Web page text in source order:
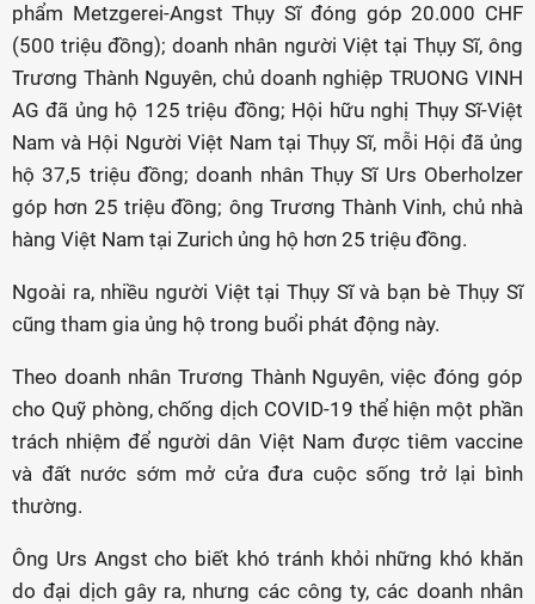
phẩm Metzgerei-Angst Thụy Sĩ đóng góp 20.000 CHF
(500 triệu đồng); doanh nhân người Việt tại Thụy Sĩ, ông
Trương Thành Nguyên, chủ doanh nghiệp TRUONG VINH
AG đã ủng hộ 125 triệu đồng; Hội hữu nghị Thụy Sĩ-Việt
Nam và Hội Người Việt Nam tại Thụy Sĩ, mỗi Hội đã ủng
hộ 37,5 triệu đồng; doanh nhân Thụy Sĩ Urs Oberholzer
góp hơn 25 triệu đồng; ông Trương Thành Vinh, chủ nhà
hàng Việt Nam tại Zurich ủng hộ hơn 25 triệu đồng.
Ngoài ra, nhiều người Việt tại Thụy Sĩ và bạn bè Thụy Sĩ
cũng tham gia ủng hộ trong buổi phát động này.
Theo doanh nhân Trương Thành Nguyên, việc đóng góp
cho Quỹ phòng, chống dịch COVID-19 thể hiện một phần
trách nhiệm để người dân Việt Nam được tiêm vaccine
và đất nước sớm mở cửa đưa cuộc sống trở lại bình
thường.
Ông Urs Angst cho biết khó tránh khỏi những khó khăn
do đại dịch gây ra, nhưng các công ty, các doanh nhân